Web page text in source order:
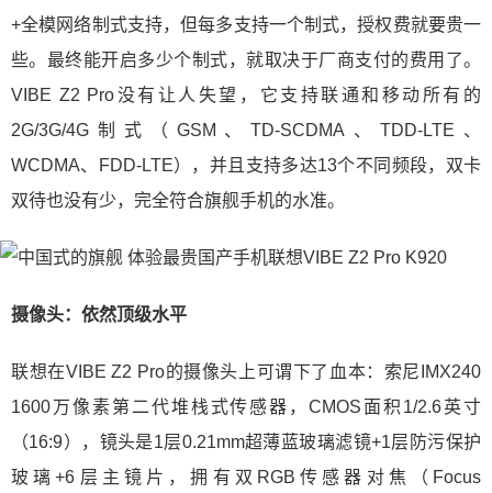
+全模网络制式支持，但每多支持一个制式，授权费就要贵一
些。最终能开启多少个制式，就取决于厂商支付的费用了。
VIBE Z2 Pro没有让人失望，它支持联通和移动所有的
2G/3G/4G制式（GSM、TD-SCDMA、TDD-LTE、
WCDMA、FDD-LTE），并且支持多达13个不同频段，双卡
双待也没有少，完全符合旗舰手机的水准。
摄像头：依然顶级水平
联想在VIBE Z2 Pro的摄像头上可谓下了血本：索尼IMX240
1600万像素第二代堆栈式传感器，CMOS面积1/2.6英寸
（16:9），镜头是1层0.21mm超薄蓝玻璃滤镜+1层防污保护
玻璃+6层主镜片，拥有双RGB传感器对焦（Focus